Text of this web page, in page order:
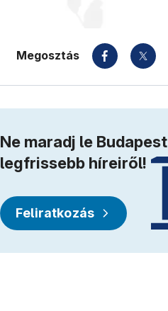
Megosztás
Ne maradj le Budapest
legfrissebb híreiről!
Feliratkozás